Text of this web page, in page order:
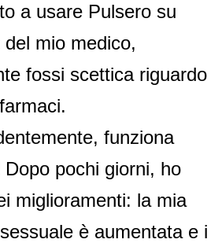
a usare Pulsero su
del mio medico,
fossi scettica riguardo
funziona
Dopo pochi giorni, ho
miglioramenti: la mia
è aumentata e i